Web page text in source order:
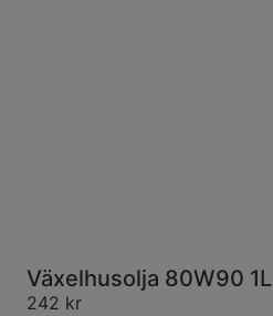
Växelhusolja 80W90 1L
242 kr